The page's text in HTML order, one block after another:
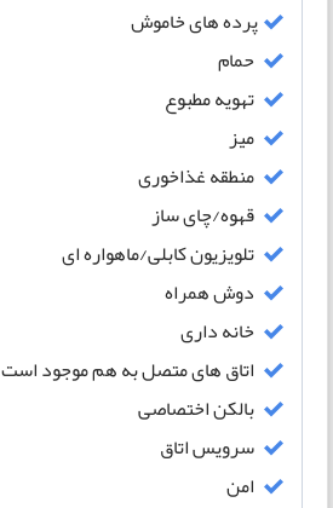
پرده های خاموش
حمام
تهویه مطبوع
میز
منطقه غذاخوری
قهوه/چای ساز
تلویزیون کابلی/ماهواره ای
دوش همراه
خانه داری
اتاق های متصل به هم موجود است
بالکن اختصاصی
سرویس اتاق
امن